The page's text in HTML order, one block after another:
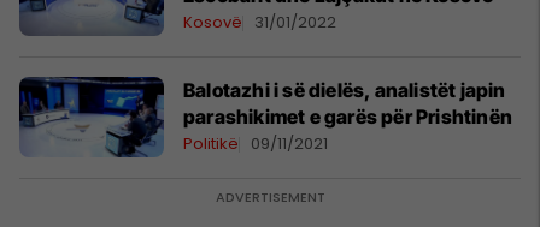
Kosovë 31/01/2022
Balotazhi i së dielës, analistët japin
parashikimet e garës për Prishtinën
Politikë 09/11/2021